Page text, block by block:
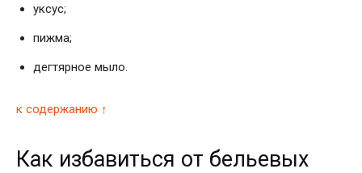
уксус;
пижма;
дегтярное мыло.
к содержанию ↑
Как избавиться от бельевых